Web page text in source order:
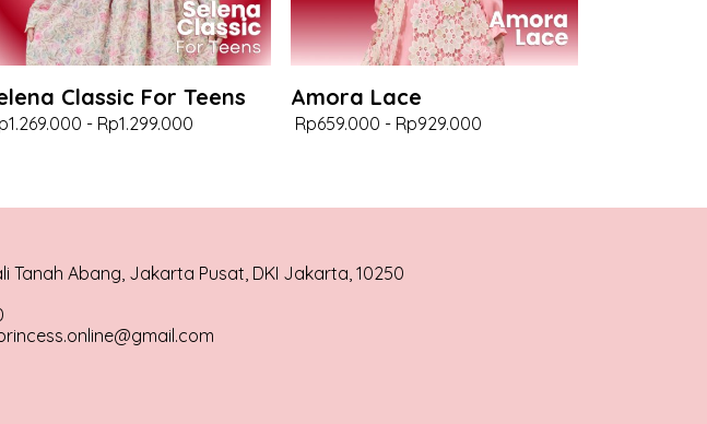
Classic For Teens
- Rp1.299.000
Amora Lace
Rp659.000 - Rp929.000
Tanah Abang, Jakarta Pusat, DKI Jakarta, 10250